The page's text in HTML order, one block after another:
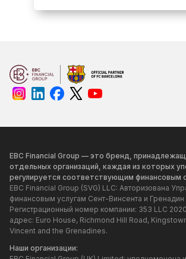
EBC Financial Group — это бренд,
отдельных организаций, каждая из которых
регулируется соответствующим финансовым
EBC Financial Group (SVG) LLC: Авторизована
финансовым услугам Сент-Винсента и Гренадин
Регистрационный номер компании: 353 LLC
адрес: Euro House, Richmond Hill Road,
Vincent and the Grenadines.
Наши организации: